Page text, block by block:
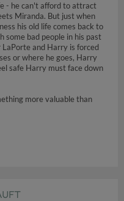
- he can't afford to attract
Miranda. But just when
his old life comes back to
some bad people in his past
and Harry is forced
or where he goes, Harry
safe Harry must face down
more valuable than